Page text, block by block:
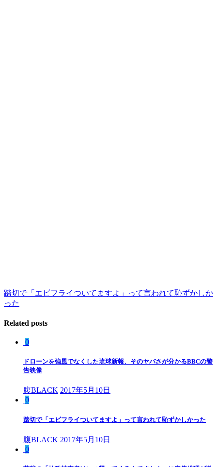
踏切で「エビフライついてますよ」って言われて恥ずかしか
った
Related posts
0
ドローンを強風でなくした琉球新報、そのヤバさが分かるBBCの警
告映像
腹BLACK 2017年5月10日
0
踏切で「エビフライついてますよ」って言われて恥ずかしかった
腹BLACK 2017年5月10日
0